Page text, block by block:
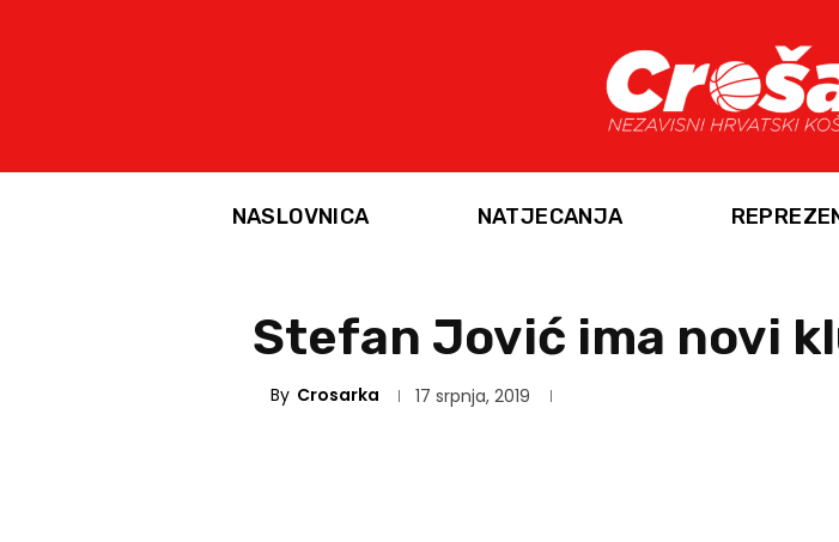
NASLOVNICA NATJECANJA
Stefan Jović ima novi
By Crosarka 17 srpnja, 2019